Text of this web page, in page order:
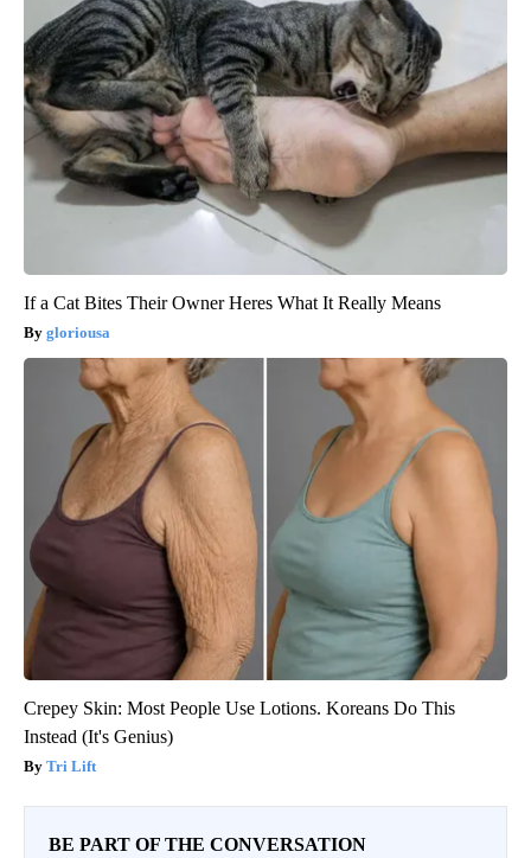
If a Cat Bites Their Owner Heres What It Really Means
gloriousa
Crepey Skin: Most People Use Lotions. Koreans Do This
Instead (It's Genius)
Tri Lift
BE PART OF THE CONVERSATION